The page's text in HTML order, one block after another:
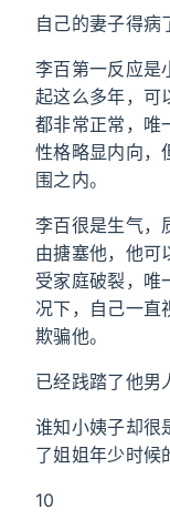
自己的妻子得病
李百第一反应是
起这么多年，可
都非常正常，唯
性格略显内向，
围之内。
李百很是生气，
由搪塞他，他可
受家庭破裂，唯
况下，自己一直
欺骗他。
已经践踏了他男
谁知小姨子却很
了姐姐年少时候
10